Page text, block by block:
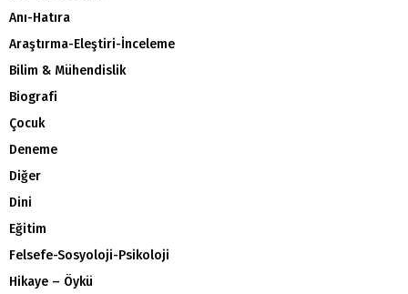
Anı-Hatıra
Araştırma-Eleştiri-İnceleme
Bilim & Mühendislik
Biografi
Çocuk
Deneme
Diğer
Dini
Eğitim
Felsefe-Sosyoloji-Psikoloji
Hikaye – Öykü